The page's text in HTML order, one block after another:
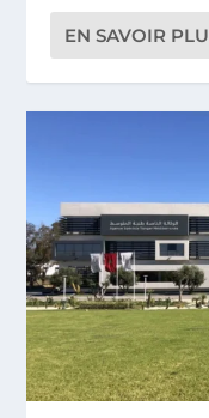
EN SAVOIR